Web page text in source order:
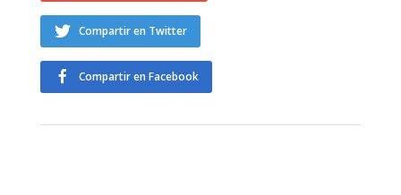
Compartir en Twitter
Compartir en Facebook